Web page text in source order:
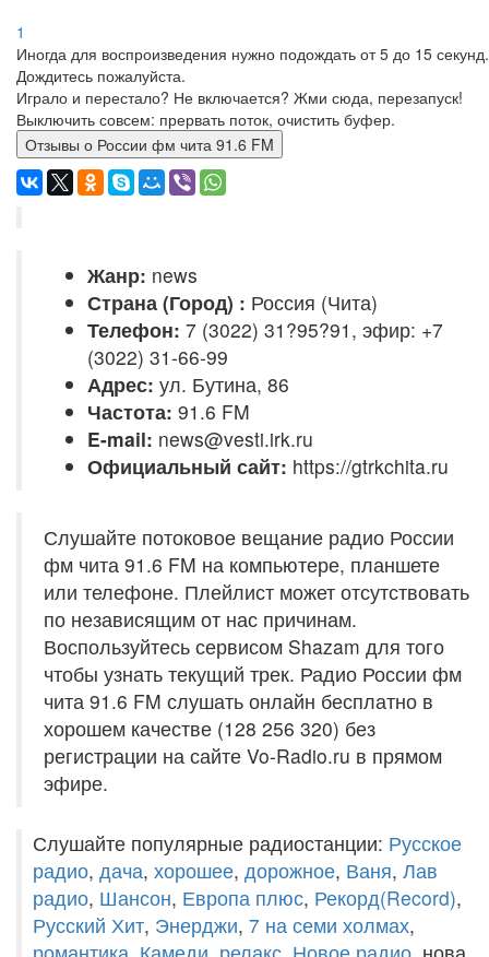
1
Иногда для воспроизведения нужно подождать от 5 до 15 секунд.
Дождитесь пожалуйста.
Играло и перестало? Не включается? Жми сюда, перезапуск!
Выключить совсем: прервать поток, очистить буфер.
Отзывы о России фм чита 91.6 FM
Жанр: news
Страна (Город) : Россия (Чита)
Телефон: 7 (3022) 31?95?91, эфир: +7
(3022) 31-66-99
Адрес: ул. Бутина, 86
Частота: 91.6 FM
E-mail: news@vesti.irk.ru
Официальный сайт: https://gtrkchita.ru
Слушайте потоковое вещание радио России
фм чита 91.6 FM на компьютере, планшете
или телефоне. Плейлист может отсутствовать
по независящим от нас причинам.
Воспользуйтесь сервисом Shazam для того
чтобы узнать текущий трек. Радио России фм
чита 91.6 FM слушать онлайн бесплатно в
хорошем качестве (128 256 320) без
регистрации на сайте Vo-Radio.ru в прямом
эфире.
Слушайте популярные радиостанции: Русское
радио, дача, хорошее, дорожное, Ваня, Лав
радио, Шансон, Европа плюс, Рекорд(Record),
Русский Хит, Энерджи, 7 на семи холмах,